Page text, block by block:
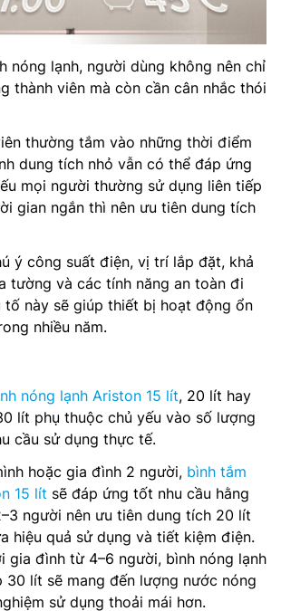
nóng lạnh, người dùng không nên chỉ
thành viên mà còn cần cân nhắc thói
thường tắm vào những thời điểm
dung tích nhỏ vẫn có thể đáp ứng
mọi người thường sử dụng liên tiếp
gian ngắn thì nên ưu tiên dung tích
ý công suất điện, vị trí lắp đặt, khả
tường và các tính năng an toàn đi
tố này sẽ giúp thiết bị hoạt động ổn
nhiều năm.
nóng lạnh Ariston 15 lít, 20 lít hay
lít phụ thuộc chủ yếu vào số lượng
cầu sử dụng thực tế.
hoặc gia đình 2 người, bình tắm
15 lít sẽ đáp ứng tốt nhu cầu hằng
người nên ưu tiên dung tích 20 lít
hiệu quả sử dụng và tiết kiệm điện.
gia đình từ 4–6 người, bình nóng lạnh
30 lít sẽ mang đến lượng nước nóng
sử dụng thoải mái hơn.